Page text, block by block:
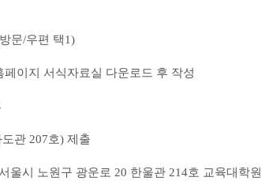
문/우편 택1)
페이지 서식자료실 다운로드 후 작성
관207호) 제출
울시 노원구 광운로 20 한울관214호 교육대학원